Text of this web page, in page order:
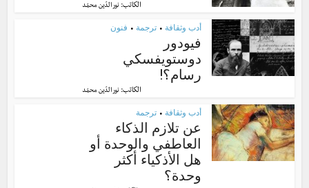
الكاتب:نور الدّين محمّد
أدب وثقافة • ترجمة • فنون
فيودور
دوستويفسكي
رسام؟!
الكاتب:نور الدّين محمّد
أدب وثقافة • ترجمة
عن تلازم الذكاء
العاطفي والوحدة أو
هل الأذكياء أكثر
وحدة؟